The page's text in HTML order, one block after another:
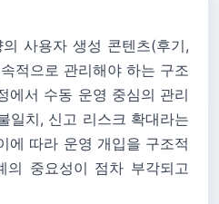
사용자 생성 콘텐츠(후기,
적으로 관리해야 하는 구조
에서 수동 운영 중심의 관리
일치, 신고 리스크 확대라는
에 따라 운영 개입을 구조적
의 중요성이 점차 부각되고